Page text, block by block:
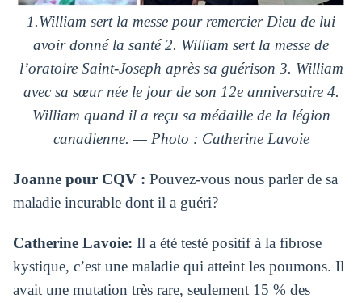
1.William sertla messe pour remercier Dieu de lui
avoir donné la santé 2. William sertla messe de
l’oratoire Saint-Joseph après sa guérison 3. William
avec sa sœur néelejour de son 12eanniversaire 4.
William quand ila reçu sa médaillede la légion
canadienne.— Photo : Catherine Lavoie
Joanne pour CQV : Pouvez-vous nous parler de sa
maladie incurable dont il a guéri?
Catherine Lavoie: Il a été testé positif à la fibrose
kystique, c’est une maladie qui atteint les poumons. Il
avait une mutation très rare, seulement 15 % des